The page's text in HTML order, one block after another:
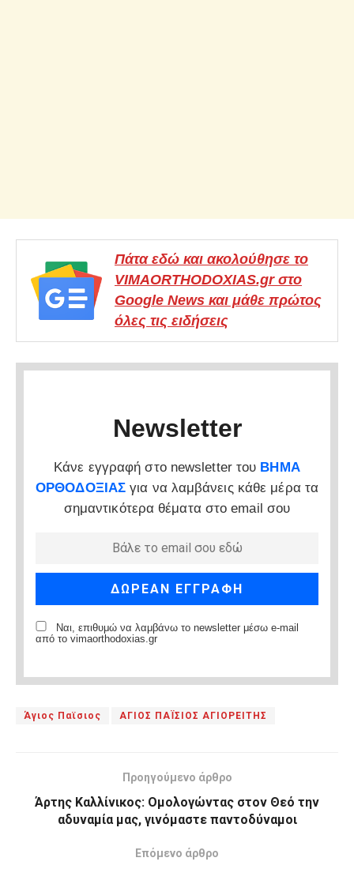
Πάτα εδώ και ακολούθησε το
VIMAORTHODOXIAS.gr στο
Google News και μάθε πρώτος
όλες τις ειδήσεις
Newsletter
Κάνε εγγραφή στο newsletter του ΒΗΜΑ
ΟΡΘΟΔΟΞΙΑΣ για να λαμβάνεις κάθε μέρα τα
σημαντικότερα θέματα στο email σου
Ναι, επιθυμώ να λαμβάνω το newsletter μέσω e-mail
από το vimaorthodoxias.gr
Άγιος Παϊσιος ΑΓΙΟΣ ΠΑΪΣΙΟΣ ΑΓΙΟΡΕΙΤΗΣ
Προηγούμενο άρθρο
Άρτης Καλλίνικος: Ομολογώντας στον Θεό την
αδυναμία μας, γινόμαστε παντοδύναμοι
Επόμενο άρθρο